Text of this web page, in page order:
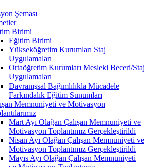
Şeması
Birimi
Eğitim Birimi
Yükseköğretim Kurumları Staj
Uygulamaları
Ortaöğretim Kurumları Mesleki Beceri/Staj
Uygulamaları
Davranışsal Bağımlılıkla Mücadele
Farkındalık Eğitim Sunumları
Memnuniyeti ve Motivasyon
Mart Ayı Olağan Çalışan Memnuniyeti ve
Motivasyon Toplantımız Gerçekleştirildi
Nisan Ayı Olağan Çalışan Memnuniyeti ve
Motivasyon Toplantımız Gerçekleştirildi
Mayıs Ayı Olağan Çalışan Memnuniyeti